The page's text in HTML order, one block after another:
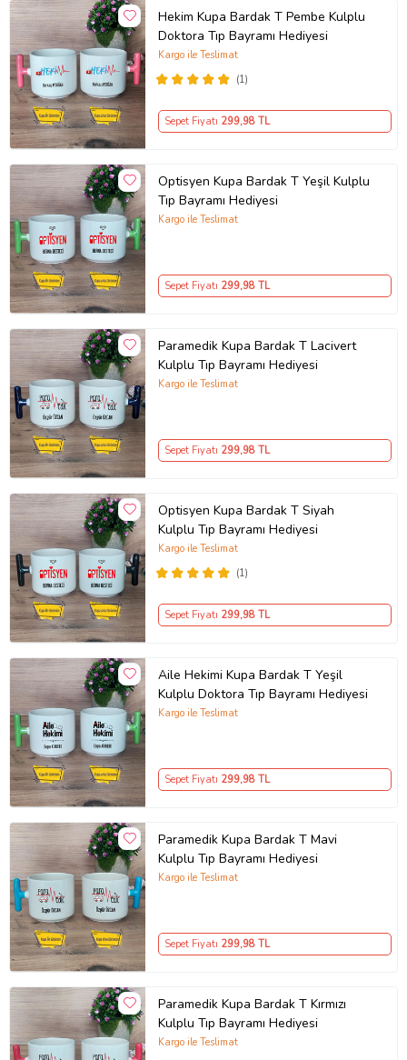
Hekim Kupa Bardak T Pembe Kulplu
Doktora Tıp Bayramı Hediyesi
(1)
Kargo ile Teslimat
Sepet Fiyatı 299,98 TL
Optisyen Kupa Bardak T Yeşil Kulplu
Tıp Bayramı Hediyesi
Kargo ile Teslimat
Sepet Fiyatı 299,98 TL
Paramedik Kupa Bardak T Lacivert
Kulplu Tıp Bayramı Hediyesi
Kargo ile Teslimat
Sepet Fiyatı 299,98 TL
Optisyen Kupa Bardak T Siyah
Kulplu Tıp Bayramı Hediyesi
(1)
Kargo ile Teslimat
Sepet Fiyatı 299,98 TL
Aile Hekimi Kupa Bardak T Yeşil
Kulplu Doktora Tıp Bayramı Hediyesi
Kargo ile Teslimat
Sepet Fiyatı 299,98 TL
Paramedik Kupa Bardak T Mavi
Kulplu Tıp Bayramı Hediyesi
Kargo ile Teslimat
Sepet Fiyatı 299,98 TL
Paramedik Kupa Bardak T Kırmızı
Kulplu Tıp Bayramı Hediyesi
Kargo ile Teslimat